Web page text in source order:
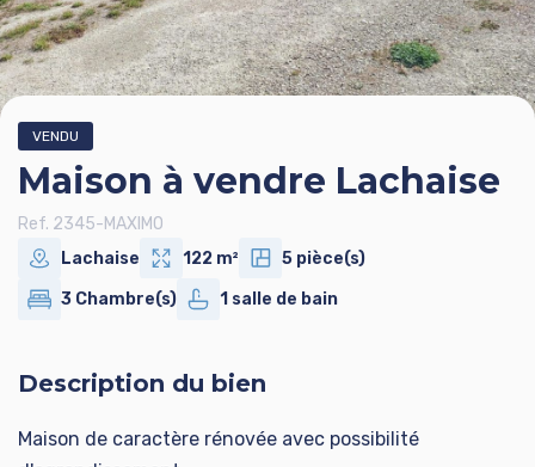
VENDU
Maison à vendre Lachaise
Ref. 2345-MAXIMO
Lachaise
122 m² 5 pièce(s)
3 Chambre(s) 1 salle de bain
Description du bien
Maison de caractère rénovée avec possibilité